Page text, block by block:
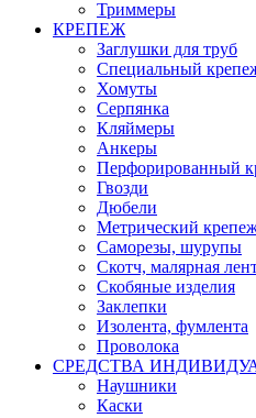
Триммеры
КРЕПЕЖ
Заглушки для труб
Специальный
Хомуты
Серпянка
Кляймеры
Анкеры
Перфорированный
Гвозди
Дюбели
Метрический
Саморезы, шурупы
Скотч, малярная
Скобяные изделия
Заклепки
Изолента, фумлента
Проволока
СРЕДСТВА
Наушники
Каски